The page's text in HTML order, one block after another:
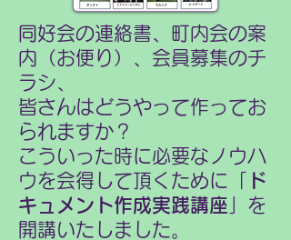
同好会の連絡書、町内会の案
内（お便り）、会員募集のチ
ラシ、
皆さんはどうやって作ってお
られますか？
こういった時に必要なノウハ
ウを会得して頂くために「
ド
キュメント作成実践講座 」を
開講いたしました。